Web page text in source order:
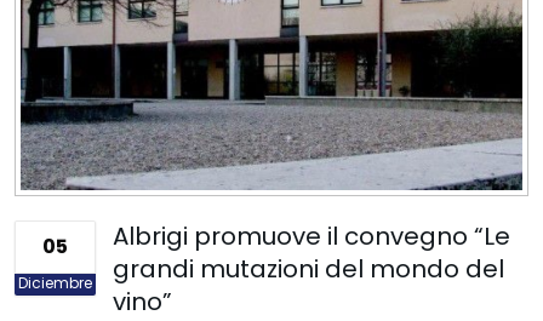
05
Diciembre
Albrigi promuove il convegno “Le
grandi mutazioni del mondo del
vino”